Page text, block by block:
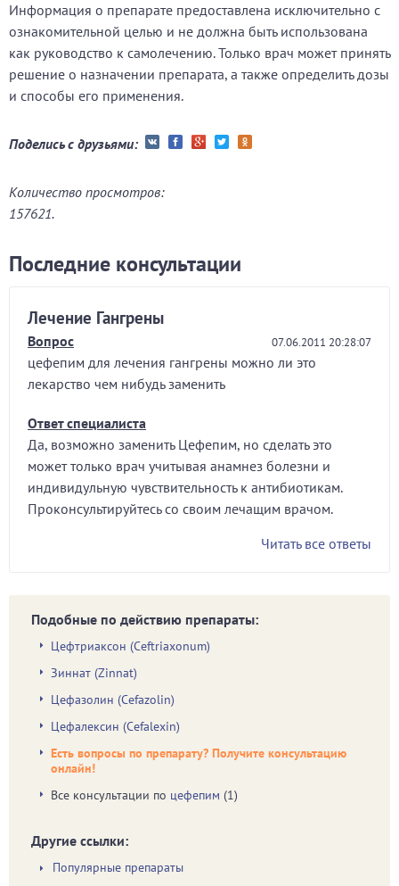
Информация о препарате предоставлена исключительно с
ознакомительной целью и не должна быть использована
как руководство к самолечению. Только врач может принять
решение о назначении препарата, а также определить дозы
и способы его применения.
Поделись с друзьями:
Количество просмотров:
157621.
Последние консультации
Лечение Гангрены
Вопрос 07.06.2011 20:28:07
цефепим для лечения гангрены можно ли это
лекарство чем нибудь заменить
Ответ специалиста
Да, возможно заменить Цефепим, но сделать это
может только врач учитывая анамнез болезни и
индивидульную чувствительность к антибиотикам.
Проконсультируйтесь со своим лечащим врачом.
Читать все ответы
Подобные по действию препараты:
Цефтриаксон (Ceftriaxonum)
Зиннат (Zinnat)
Цефазолин (Cefazolin)
Цефалексин (Cefalexin)
Есть вопросы по препарату? Получите консультацию
онлайн!
Все консультации по цефепим (1)
Другие ссылки:
Популярные препараты